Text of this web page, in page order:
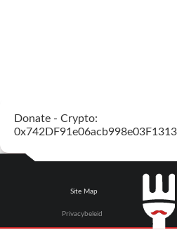
Donate - Crypto:
Site Map
Privacybeleid